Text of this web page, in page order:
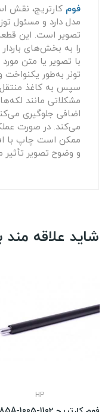
فوم کارتریج، نقش
مدل دارد و مسئول
تصویر است. این قطعه
را به بخش‌های
با تصویر یا متن
تونر به‌طور یکنواخت
سپس به کاغذ منتقل
مشکلاتی مانند
اضافی جلوگیری
می‌کند. در صورت
ممکن است چاپ با
و وضوح تصویر
شاید علاقه مند
HP